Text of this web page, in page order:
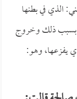
الذي في بطنها
بسبب ذلك وخروج
يفزعها، وهو: